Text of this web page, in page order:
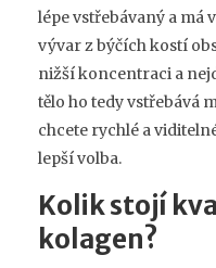
lépe vstřebávaný a má
vývar z býčích kostí
nižší koncentraci a
tělo ho tedy vstřebává
chcete rychlé a
lepší volba.
Kolik stojí
kolagen?